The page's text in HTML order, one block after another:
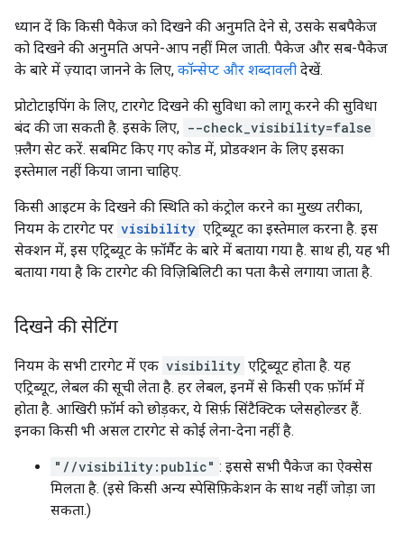
ध्यान दें कि किसी पैकेज को दिखने की अनुमति देने से, उसके सबपैकेज
को दिखने की अनुमति अपने-आप नहीं मिल जाती. पैकेज और सब-पैकेज
के बारे में ज़्यादा जानने के लिए, कॉन्सेप्ट और शब्दावली देखें.
प्रोटोटाइपिंग के लिए, टारगेट दिखने की सुविधा को लागू करने की सुविधा
बंद की जा सकती है. इसके लिए, --check_visibility=false
फ़्लैग सेट करें. सबमिट किए गए कोड में, प्रोडक्शन के लिए इसका
इस्तेमाल नहीं किया जाना चाहिए.
किसी आइटम के दिखने की स्थिति को कंट्रोल करने का मुख्य तरीका,
नियम के टारगेट पर visibility एट्रिब्यूट का इस्तेमाल करना है. इस
सेक्शन में, इस एट्रिब्यूट के फ़ॉर्मैट के बारे में बताया गया है. साथ ही, यह भी
बताया गया है कि टारगेट की विज़िबिलिटी का पता कैसे लगाया जाता है.
दिखने की सेटिंग
नियम के सभी टारगेट में एक visibility एट्रिब्यूट होता है. यह
एट्रिब्यूट, लेबल की सूची लेता है. हर लेबल, इनमें से किसी एक फ़ॉर्म में
होता है. आखिरी फ़ॉर्म को छोड़कर, ये सिर्फ़ सिंटैक्टिक प्लेसहोल्डर हैं.
इनका किसी भी असल टारगेट से कोई लेना-देना नहीं है.
"//visibility:public" : इससे सभी पैकेज का ऐक्सेस
मिलता है. (इसे किसी अन्य स्पेसिफ़िकेशन के साथ नहीं जोड़ा जा
सकता.)